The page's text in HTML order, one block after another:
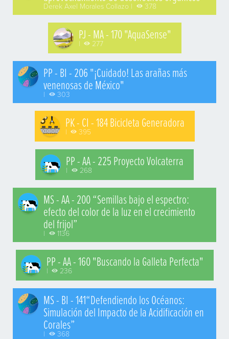
Derek Axel Morales Collazo | 378
PJ - MA - 170 "AquaSense"
| 277
PP - BI - 206 "¡Cuidado! Las arañas más
venenosas de México"
| 303
PK - CI - 184 Bicicleta Generadora
| 395
PP - AA - 225 Proyecto Volcaterra
| 268
MS - AA - 200 “Semillas bajo el espectro:
efecto del color de la luz en el crecimiento
del frijol”
| 1136
PP - AA - 160 "Buscando la Galleta Perfecta"
| 236
MS - BI - 141“Defendiendo los Océanos:
Simulación del Impacto de la Acidificación en
Corales”
| 368